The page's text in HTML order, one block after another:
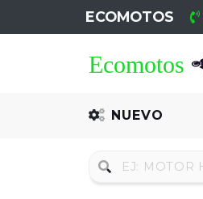
ECOMOTOS
NUEVO
Recambio
Neumáticos